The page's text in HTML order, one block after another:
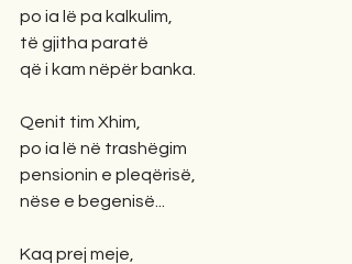
po ia lë pa kalkulim,
të gjitha paratë
që i kam nëpër banka.
Qenit tim Xhim,
po ia lë në trashëgim
pensionin e pleqërisë,
nëse e begenisë...
Kaq prej meje,